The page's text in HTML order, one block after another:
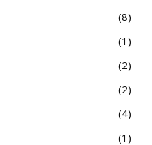
8
1
2
2
4
1